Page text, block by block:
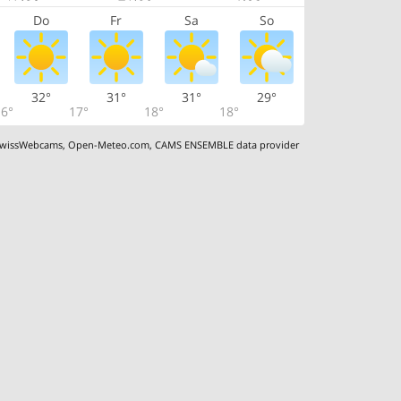
Do Fr Sa So
32°
17°
31°
18°
31°
18°
29°
,Open-Meteo.com,CAMS ENSEMBLE data provider